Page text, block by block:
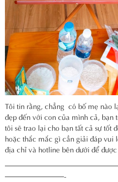
Tôi tin rằng, chẳng có bố mẹ nào
đẹp đến với con của mình cả, bạn
tôi sẽ trao lại cho bạn tất cả sự tốt
hoặc thắc mắc gì cần giải đáp vui
địa chỉ và hotline bên dưới để
————————-